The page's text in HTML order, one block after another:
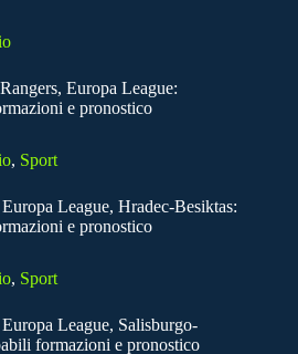
Europa League:
e pronostico
, Sport
League, Hradec-Besiktas:
e pronostico
, Sport
League, Salisburgo-
formazioni e pronostico